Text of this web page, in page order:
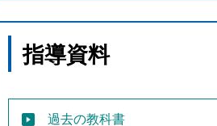
理科 生活
英語
指導資料
過去の教科書